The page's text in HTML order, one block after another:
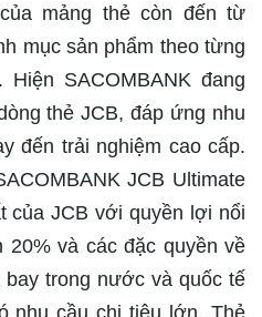
mảng thẻ còn đến từ
mục sản phẩm theo từng
SACOMBANK đang
thẻ JCB, đáp ứng nhu
đến trải nghiệm cao cấp.
JCB Ultimate
của JCB với quyền lợi nổi
20% và các đặc quyền về
trong nước và quốc tế
nhu cầu chi tiêu lớn. Thẻ